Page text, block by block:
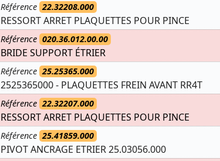
Référence 22.32208.000
RESSORT ARRET PLAQUETTES POUR PINCE
Référence 020.36.012.00.00
BRIDE SUPPORT ÉTRIER
Référence 25.25365.000
2525365000 - PLAQUETTES FREIN AVANT RR4T
Référence 22.32207.000
RESSORT ARRET PLAQUETTES POUR PINCE
Référence 25.41859.000
PIVOT ANCRAGE ETRIER 25.03056.000